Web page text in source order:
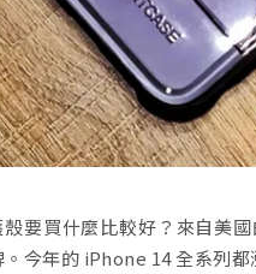
要買什麼比較好？來自美
今年的 iPhone 14 全系列